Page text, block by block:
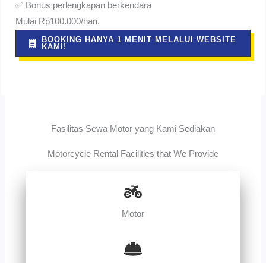
✅ Bonus perlengkapan berkendara
Mulai Rp100.000/hari.
BOOKING HANYA 1 MENIT MELALUI WEBSITE
KAMI!
Fasilitas Sewa Motor yang Kami Sediakan
Motorcycle Rental Facilities that We Provide
Motor